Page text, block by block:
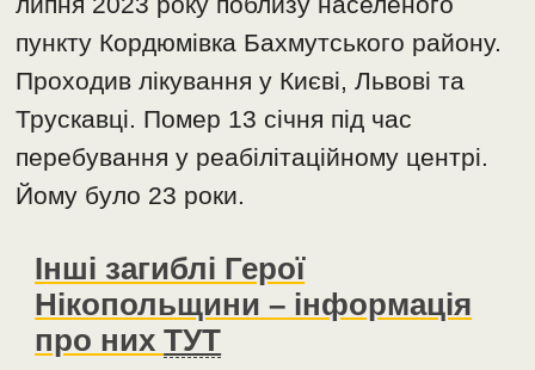
пункту Кордюмівка Бахмутського району.
Проходив лікування у Києві, Львові та
Трускавці. Помер 13 січня під час
перебування у реабілітаційному центрі.
Йому було 23 роки.
Інші загиблі Герої
Нікопольщини – інформація
про нихТУТ